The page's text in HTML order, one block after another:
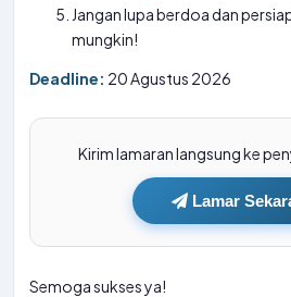
Jangan lupa berdoa dan
mungkin!
Deadline: 20 Agustus 2026
Kirim lamaran langsung ke
Lamar
Semoga sukses ya!